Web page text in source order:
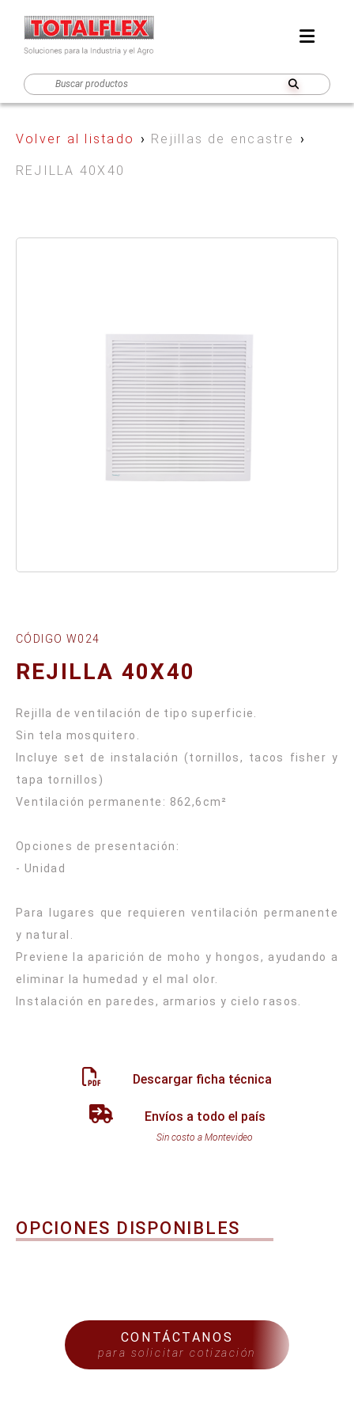
Volver al listado › Rejillas de encastre ›
REJILLA 40X40
CÓDIGO W024
REJILLA 40X40
Rejilla de ventilación de tipo superficie.
Sin tela mosquitero.
Incluye set de instalación (tornillos, tacos fisher y
tapa tornillos)
Ventilación permanente: 862,6cm²
Opciones de presentación:
- Unidad
Para lugares que requieren ventilación permanente
y natural.
Previene la aparición de moho y hongos, ayudando a
eliminar la humedad y el mal olor.
Descargar ficha técnica
Envíos a todo el país
Sin costo a Montevideo
OPCIONES DISPONIBLES
CONTÁCTANOS
para solicitar cotización